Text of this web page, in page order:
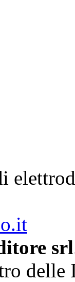
srl
delle